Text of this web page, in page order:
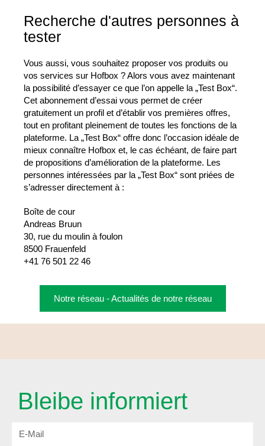
Recherche d'autres personnes à
tester
Vous aussi, vous souhaitez proposer vos produits ou
vos services sur Hofbox ? Alors vous avez maintenant
la possibilité d’essayer ce que l’on appelle la „Test Box“.
Cet abonnement d’essai vous permet de créer
gratuitement un profil et d’établir vos premières offres,
tout en profitant pleinement de toutes les fonctions de la
plateforme. La „Test Box“ offre donc l’occasion idéale de
mieux connaître Hofbox et, le cas échéant, de faire part
de propositions d’amélioration de la plateforme. Les
personnes intéressées par la „Test Box“ sont priées de
s’adresser directement à :
Boîte de cour
Andreas Bruun
30, rue du moulin à foulon
8500 Frauenfeld
+41 76 501 22 46
Notre réseau - Actualités de notre réseau
Bleibe informiert